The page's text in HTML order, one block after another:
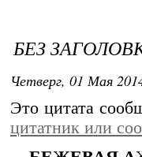
БЕЗ
Четверг, 01 Мая
Это цитата
цитатник или